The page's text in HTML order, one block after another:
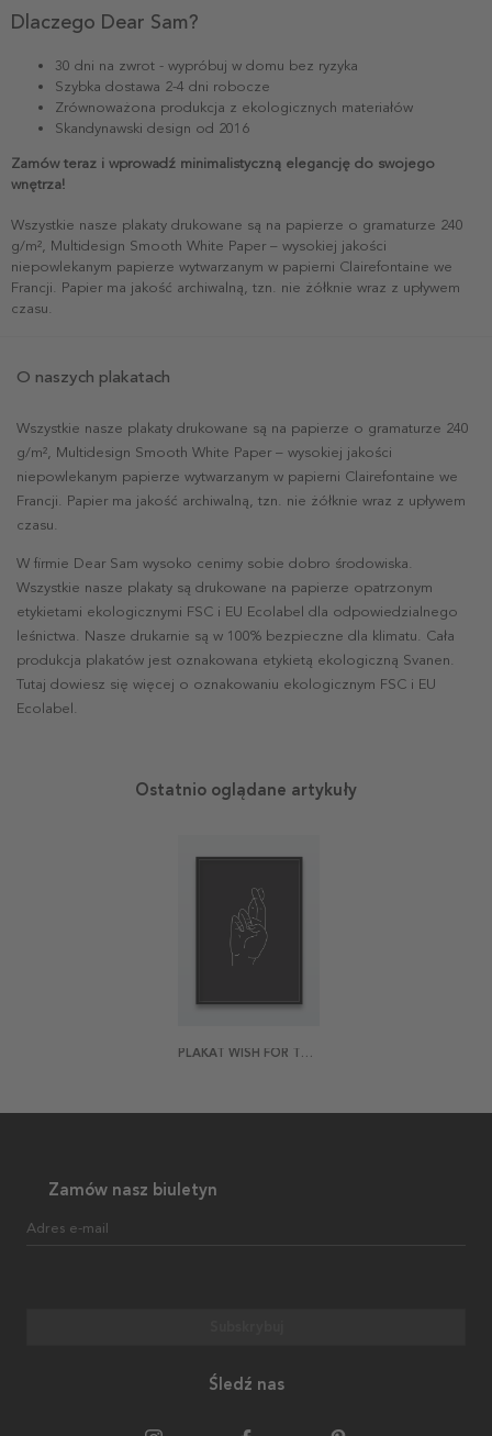
Dlaczego Dear Sam?
30 dni na zwrot - wypróbuj w domu bez ryzyka
Szybka dostawa 2-4 dni robocze
Zrównoważona produkcja z ekologicznych materiałów
Skandynawski design od 2016
Zamów teraz i wprowadź minimalistyczną elegancję do swojego
wnętrza!
Wszystkie nasze plakaty drukowane są na papierze o gramaturze 240
g/m², Multidesign Smooth White Paper – wysokiej jakości
niepowlekanym papierze wytwarzanym w papierni Clairefontaine we
Francji. Papier ma jakość archiwalną, tzn. nie żółknie wraz z upływem
czasu.
O naszych plakatach
Wszystkie nasze plakaty drukowane są na papierze o gramaturze 240
g/m², Multidesign Smooth White Paper – wysokiej jakości
niepowlekanym papierze wytwarzanym w papierni Clairefontaine we
Francji. Papier ma jakość archiwalną, tzn. nie żółknie wraz z upływem
czasu.
W firmie Dear Sam wysoko cenimy sobie dobro środowiska.
Wszystkie nasze plakaty są drukowane na papierze opatrzonym
etykietami ekologicznymi FSC i EU Ecolabel dla odpowiedzialnego
leśnictwa. Nasze drukarnie są w 100% bezpieczne dla klimatu. Cała
produkcja plakatów jest oznakowana etykietą ekologiczną Svanen.
Tutaj dowiesz się więcej o oznakowaniu ekologicznym FSC i EU
Ecolabel.
Ostatnio oglądane artykuły
PLAKAT WISH FOR THE BEST
Zamów nasz biuletyn
Adres e-mail
Śledź nas